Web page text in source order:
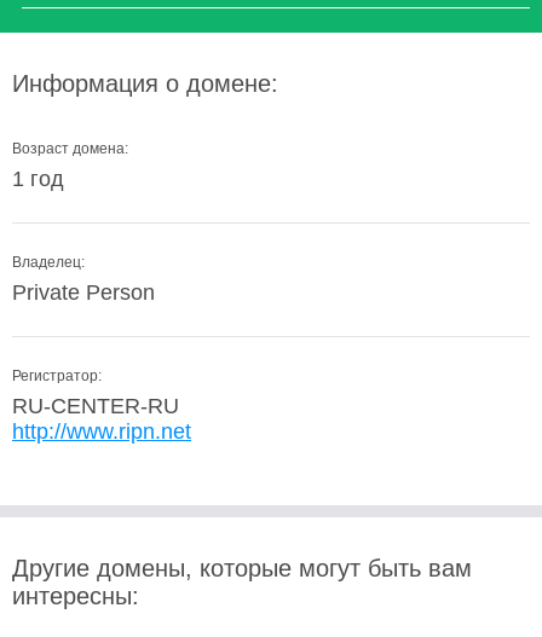
Информация о домене:
Возраст домена:
1 год
Владелец:
Private Person
Регистратор:
RU-CENTER-RU
http://www.ripn.net
Другие домены, которые могут быть вам
интересны: